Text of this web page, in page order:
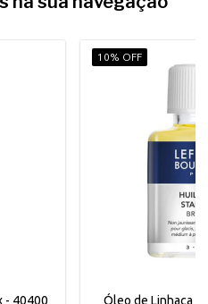
- 40400
10% OFF
Óleo de Linhaça